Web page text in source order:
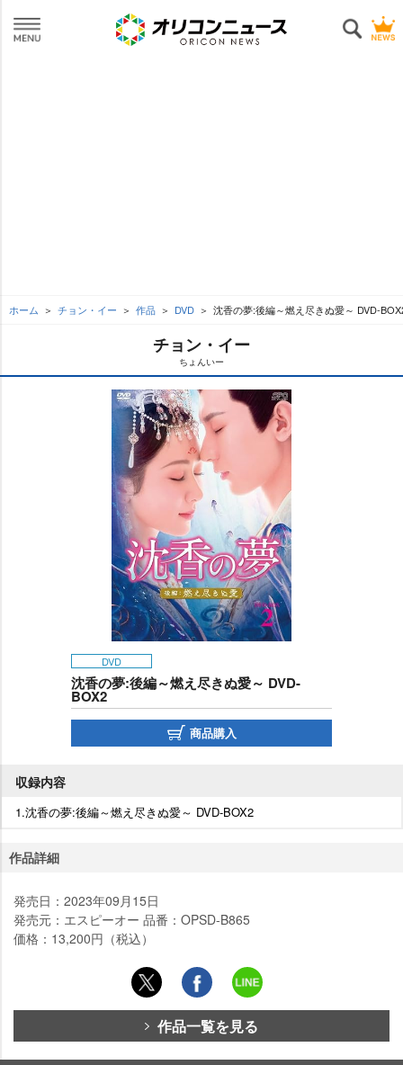
ホーム チョン・イー 作品 DVD 沈香の夢:後編～燃え尽きぬ愛～ DVD-
チョン・イー
ちょんいー
DVD
沈香の夢:後編～燃え尽きぬ愛～ DVD-
BOX2
商品購入
収録内容
1.沈香の夢:後編～燃え尽きぬ愛～ DVD-BOX2
作品詳細
発売日：2023年09月15日
発売元：エスピーオー 品番：OPSD-B865
価格：13,200円（税込）
作品一覧を見る